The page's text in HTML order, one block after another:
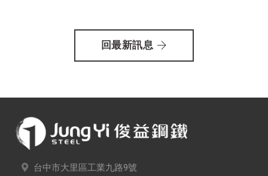
回最新訊息
台中市大里區工業九路9號